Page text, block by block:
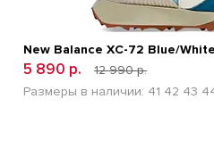
New Balance XC-72 Blue/
5 890 р.
12 990 р.
Размеры в наличии: 41 42 43